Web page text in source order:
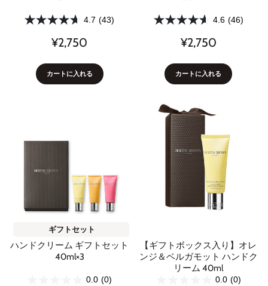
4.7 (43)
¥2,750
カートに入れる
4.6 (46)
¥2,750
カートに入れる
ギフトセット
ハンドクリーム ギフトセット
40ml×3
0.0 (0)
【ギフトボックス入り】オレ
ンジ＆ベルガモット ハンドク
リーム 40ml
0.0 (0)